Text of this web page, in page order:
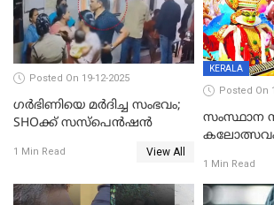
Posted On 19-12-2025
ഗര്‍ഭിണിയെ മർദിച്ച സംഭവം;
SHOക്ക് സസ്പെൻഷൻ
1 Min Read View All
KERALA
Posted On
1 Min Read